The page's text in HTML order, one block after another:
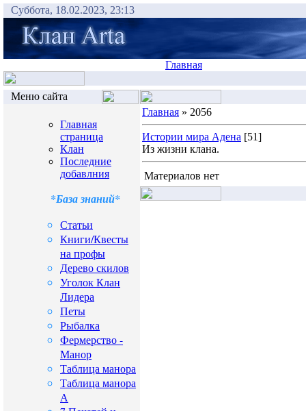
Суббота, 18.02.2023, 23:13
Главная
Меню сайта
Главная
страница
Клан
Последние
добавлния
*База знаний*
Статьи
Книги/Квесты
на профы
Дерево скилов
Уголок Клан
Лидера
Петы
Рыбалка
Фермерство -
Манор
Таблица манора
Таблица манора
А
Главная » 2056
Истории мира Адена [51]
Из жизни клана.
Материалов нет